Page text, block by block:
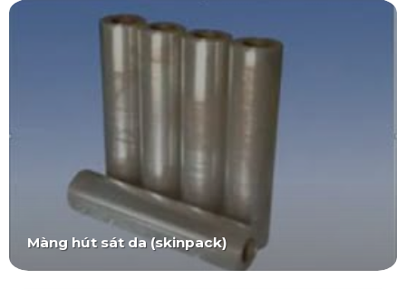
Màng hút sát da (skinpack)